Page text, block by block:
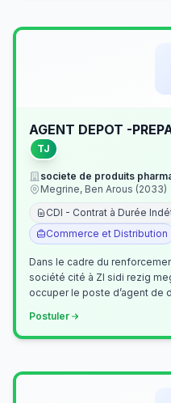
AGENT DEPOT -
TJ
societe de produits
Megrine, Ben Arous (2033)
CDI - Contrat à Durée
Commerce et Distribution
Dans le cadre du
société cité à ZI sidi rezig megrine
occuper le poste d’agent de
Postuler